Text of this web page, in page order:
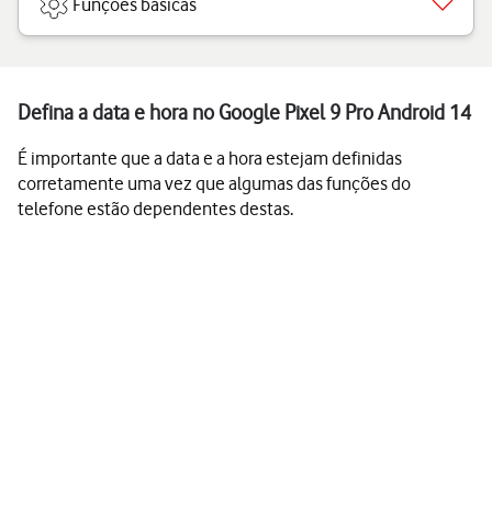
Funções básicas
Defina a data e hora no Google Pixel 9 Pro Android 14
É importante que a data e a hora estejam definidas
corretamente uma vez que algumas das funções do
telefone estão dependentes destas.